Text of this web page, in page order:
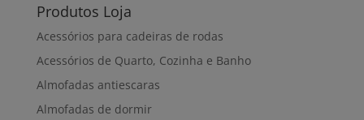
Produtos Loja
Acessórios para cadeiras de rodas
Acessórios de Quarto, Cozinha e Banho
Almofadas antiescaras
Almofadas de dormir